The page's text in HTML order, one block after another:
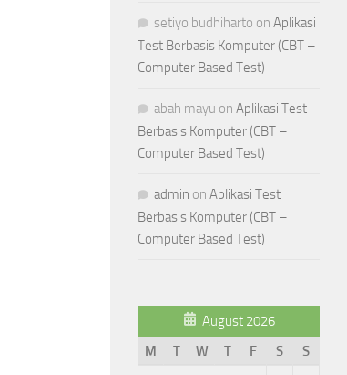
setiyo budhiharto on Aplikasi
Test Berbasis Komputer (CBT –
Computer Based Test)
abah mayu on Aplikasi Test
Berbasis Komputer (CBT –
Computer Based Test)
admin on Aplikasi Test
Berbasis Komputer (CBT –
Computer Based Test)
August 2026
M
T W T F S
S